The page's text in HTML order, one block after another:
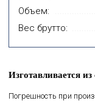
Объем:
Вес брутто:
Изготавливается
Погрешность при